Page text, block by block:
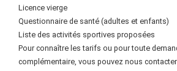
Licence vierge
Questionnaire de santé (adultes et enfants)
Liste des activités sportives proposées
Pour connaître les tarifs ou pour toute
complémentaire, vous pouvez nous